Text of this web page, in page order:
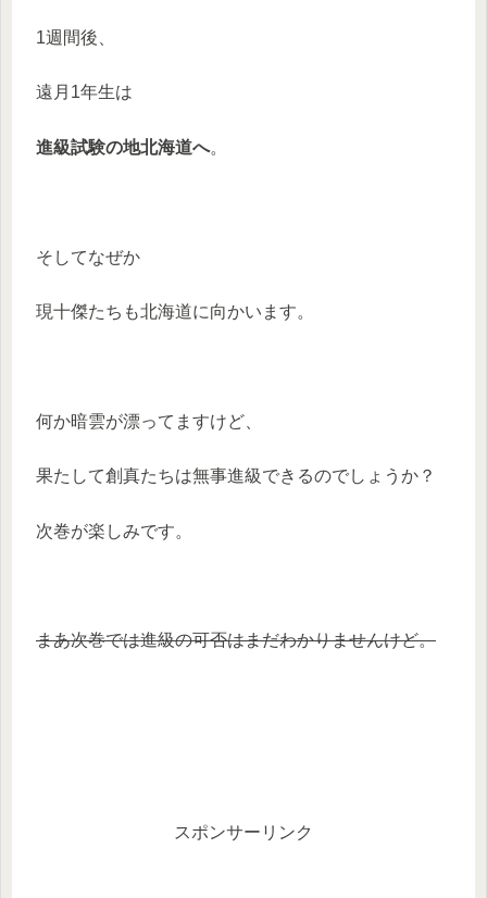
1週間後、
遠月1年生は
進級試験の地北海道へ。
そしてなぜか
現十傑たちも北海道に向かいます。
何か暗雲が漂ってますけど、
果たして創真たちは無事進級できるのでしょうか？
次巻が楽しみです。
まあ次巻では進級の可否はまだわかりませんけど。
スポンサーリンク